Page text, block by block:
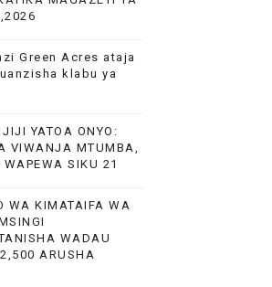
Green Acres ataja
klabu ya
YATOA ONYO:
VIWANJA MTUMBA,
WAPEWA SIKU 21
WA KIMATAIFA WA
WADAU
ARUSHA